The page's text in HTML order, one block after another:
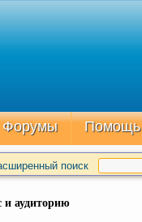
Форумы Помощь
поиск
аудиторию